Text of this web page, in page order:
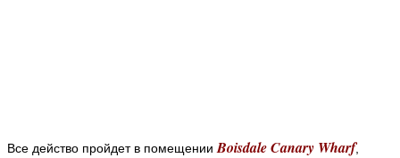
Все действо пройдет в помещении Boisdale Canary Wharf,